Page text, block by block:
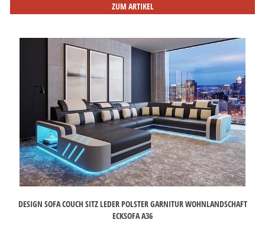
ZUM ARTIKEL
DESIGN SOFA COUCH SITZ LEDER POLSTER GARNITUR WOHNLANDSCHAFT
ECKSOFA A36